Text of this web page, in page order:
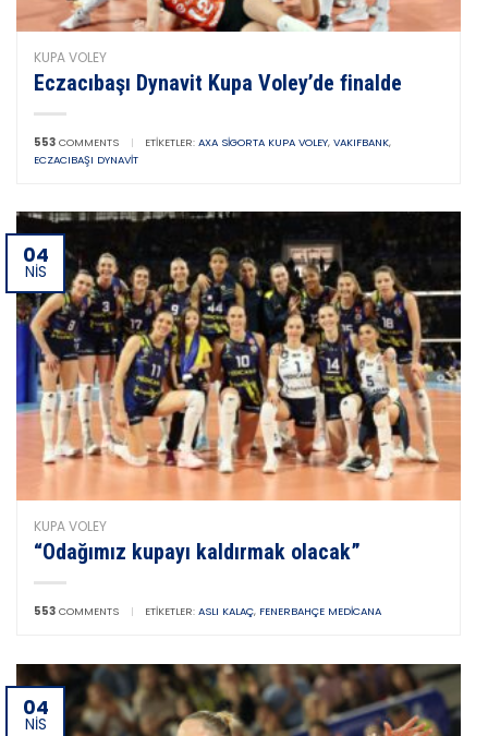
KUPA VOLEY
Eczacıbaşı Dynavit Kupa Voley’de finalde
553 COMMENTS | ETIKETLER: AXA SIGORTA KUPA VOLEY, VAKIFBANK,
ECZACIBAŞI DYNAVIT
04
NIS
KUPA VOLEY
“Odağımız kupayı kaldırmak olacak”
553 COMMENTS | ETIKETLER: ASLI KALAÇ, FENERBAHÇE MEDICANA
04
NIS